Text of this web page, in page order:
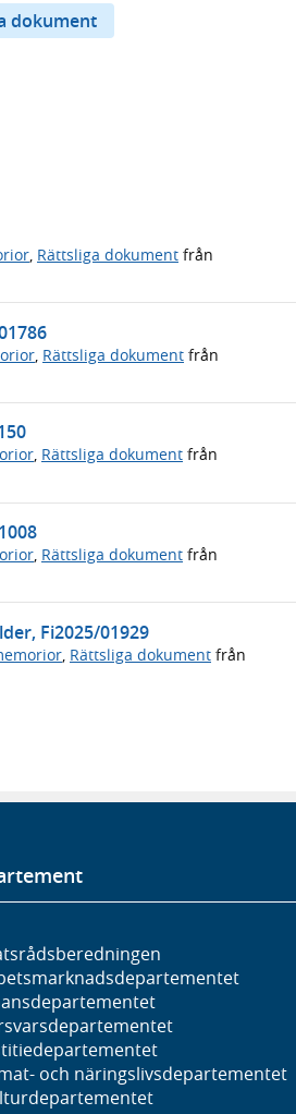
dokument
, Rättsliga dokument från
Rättsliga dokument från
, Rättsliga dokument från
, Rättsliga dokument från
Fi2025/01929
Rättsliga dokument från
och näringslivs­departementet